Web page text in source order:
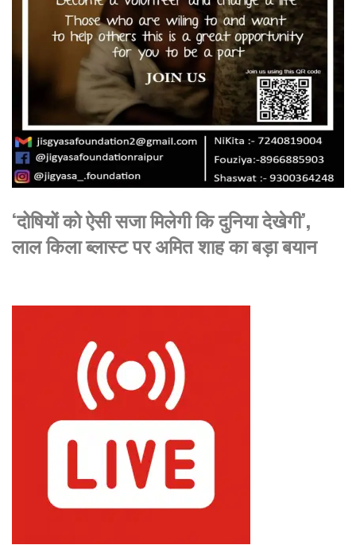
‘दोषियों को ऐसी सजा मिलेगी कि दुनिया देखेगी’,
लाल किला ब्लास्ट पर अमित शाह का बड़ा बयान